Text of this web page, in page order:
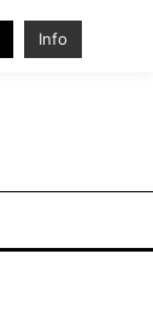
Info